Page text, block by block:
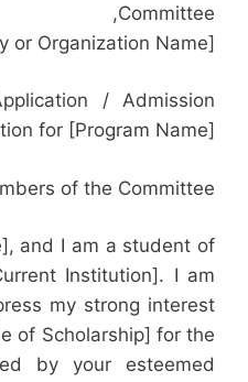
Committee,
[University or Organization Name]
/ Admission
for [Program Name]
of the Committee,
and I am a student of
Institution]. I am
my strong interest
of Scholarship] for the
by your esteemed